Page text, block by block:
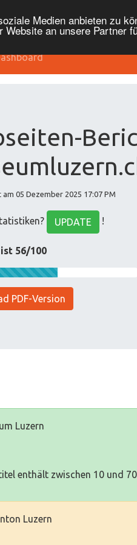
Medien anbieten zu
an unsere Partner
am 05 Dezember 2025 17:07 PM
UPDATE !
56/100
PDF-Version
Luzern
enthält zwischen 10 und
Luzern